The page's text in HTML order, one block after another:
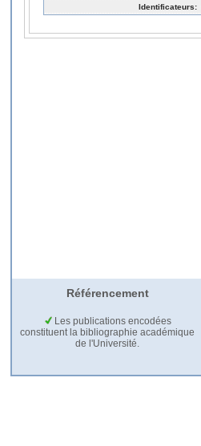
Identificateurs:
Référencement
Les publications encodées
constituent la bibliographie académique
de l'Université.